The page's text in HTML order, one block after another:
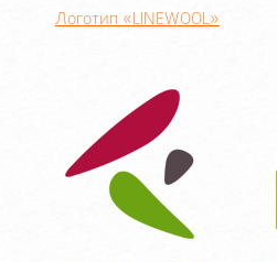
Логотип «LINEWOOL»